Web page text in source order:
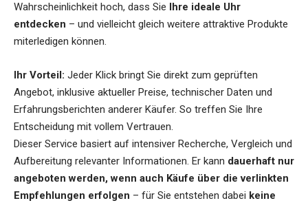
Wahrscheinlichkeit hoch, dass Sie Ihre ideale Uhr
entdecken – und vielleicht gleich weitere attraktive Produkte
miterledigen können.
Ihr Vorteil: Jeder Klick bringt Sie direkt zum geprüften
Angebot, inklusive aktueller Preise, technischer Daten und
Erfahrungsberichten anderer Käufer. So treffen Sie Ihre
Entscheidung mit vollem Vertrauen.
Dieser Service basiert auf intensiver Recherche, Vergleich und
Aufbereitung relevanter Informationen. Er kann dauerhaft nur
angeboten werden, wenn auch Käufe über die verlinkten
Empfehlungen erfolgen – für Sie entstehen dabei keine